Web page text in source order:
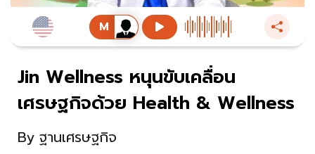
Jin Wellness หนุนขับเคลื่อน
เศรษฐกิจด้วย Health & Wellness
By ฐานเศรษฐกิจ